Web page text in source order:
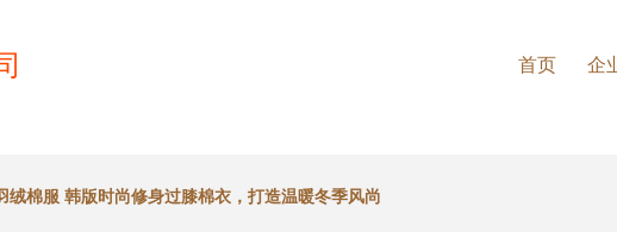
首页 企
绒棉服 韩版时尚修身过膝棉衣，打造温暖冬季风尚